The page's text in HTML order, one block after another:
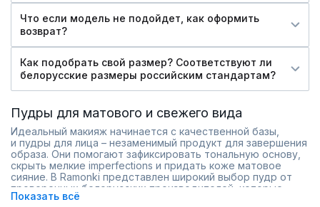
Что если модель не подойдет, как оформить
возврат?
Как подобрать свой размер? Соответствуют ли
белорусские размеры российским стандартам?
Пудры для матового и свежего вида
Идеальный макияж начинается с качественной базы,
и пудры для лица – незаменимый продукт для завершения
образа. Они помогают зафиксировать тональную основу,
скрыть мелкие imperfections и придать коже матовое
сияние. В Ramonki представлен широкий выбор пудр от
проверенных белорусских производителей, которые
сочетают в себе доступную цену и профессиональное
Показать всё